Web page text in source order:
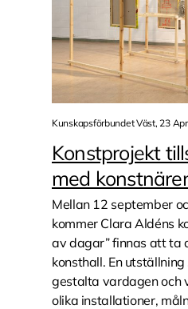
Kunskapsförbundet Väst, 23
Konstprojekt
med
Mellan 12 september
kommer Clara Aldéns
av dagar” finnas att ta
konsthall. En
gestalta vardagen och
olika installationer,